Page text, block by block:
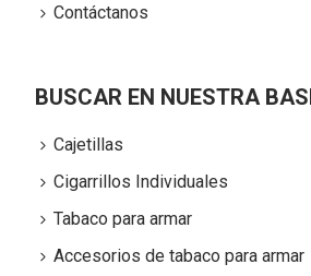
Contáctanos
BUSCAR EN NUESTRA
Cajetillas
Cigarrillos Individuales
Tabaco para armar
Accesorios de tabaco para armar